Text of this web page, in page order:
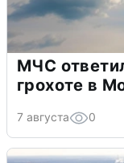
МЧС
грохоте в
7 августа 0